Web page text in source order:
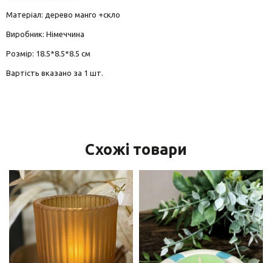
Матеріал: дерево манго +скло
Виробник: Німеччина
Розмір: 18.5*8.5*8.5 см
Вартість вказано за 1 шт.
Схожі товари